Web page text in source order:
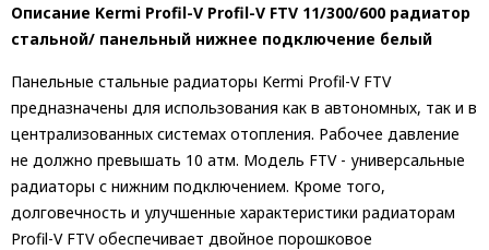
Описание Kermi Profil-V Profil-V FTV 11/300/600 радиатор
стальной/ панельный нижнее подключение белый
Панельные стальные радиаторы Kermi Profil-V FTV
предназначены для использования как в автономных, так и в
централизованных системах отопления. Рабочее давление
не должно превышать 10 атм. Модель FTV - универсальные
радиаторы с нижним подключением. Кроме того,
долговечность и улучшенные характеристики радиаторам
Profil-V FTV обеспечивает двойное порошковое